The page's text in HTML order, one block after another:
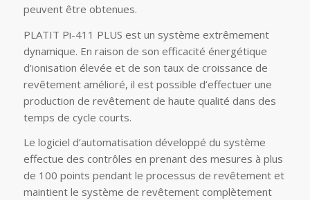
peuvent être obtenues.
PLATIT Pi-411 PLUS est un système extrêmement
dynamique. En raison de son efficacité énergétique
d’ionisation élevée et de son taux de croissance de
revêtement amélioré, il est possible d’effectuer une
production de revêtement de haute qualité dans des
temps de cycle courts.
Le logiciel d’automatisation développé du système
effectue des contrôles en prenant des mesures à plus
de 100 points pendant le processus de revêtement et
maintient le système de revêtement complètement